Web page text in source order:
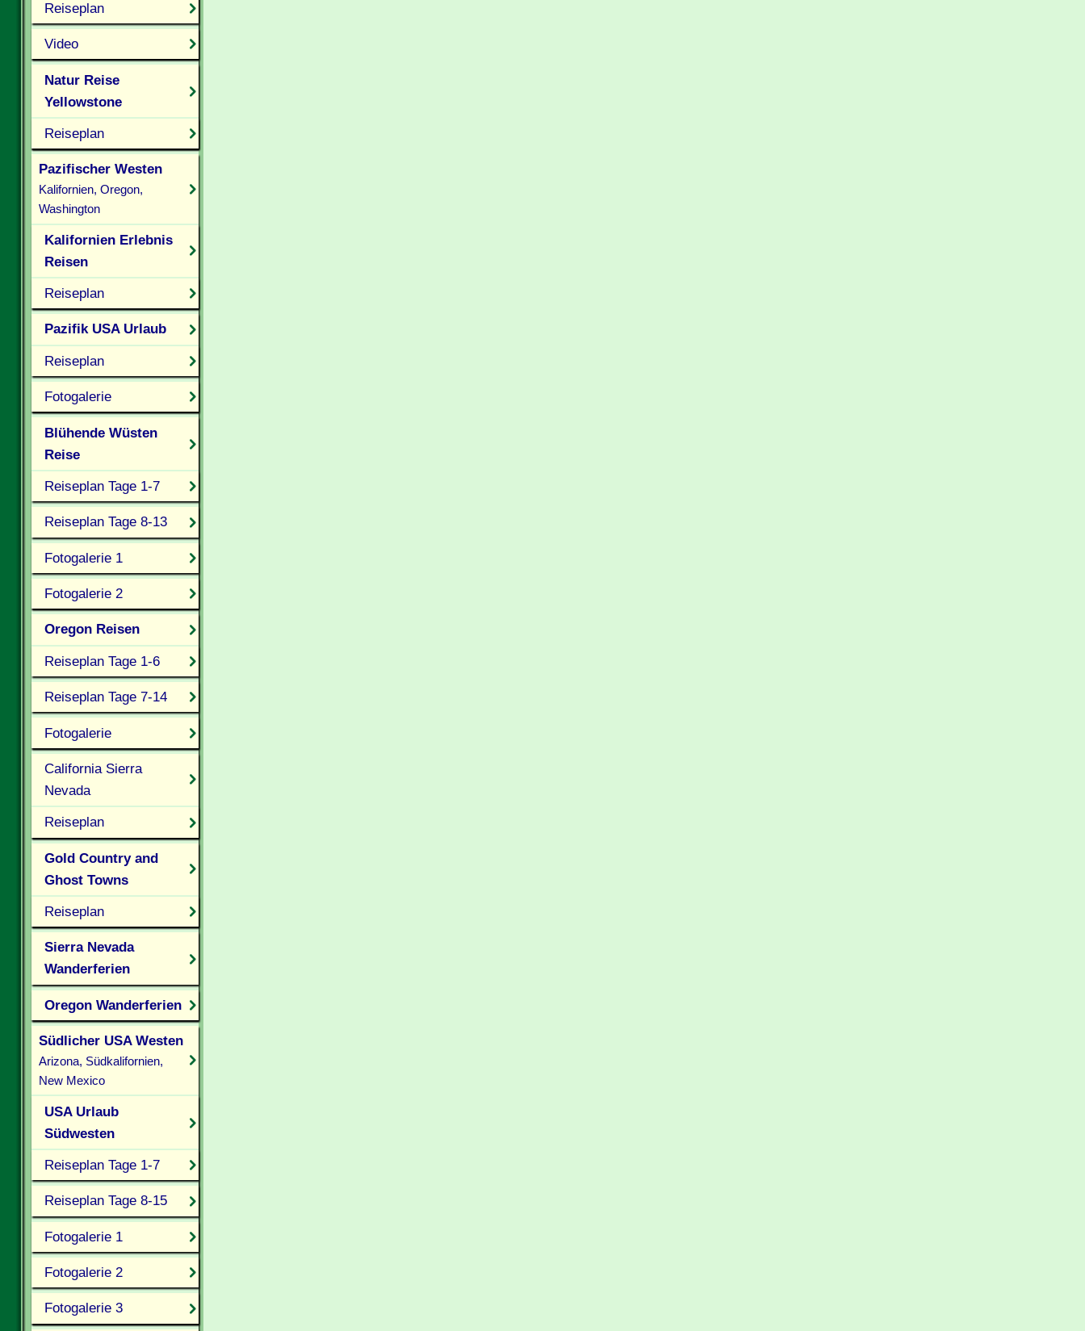
Reiseplan
Video
Natur Reise
Yellowstone
Reiseplan
Pazifischer Westen
Kalifornien, Oregon,
Washington
Kalifornien Erlebnis
Reisen
Reiseplan
Pazifik USA Urlaub
Reiseplan
Fotogalerie
Blühende Wüsten
Reise
Reiseplan Tage 1-7
Reiseplan Tage 8-13
Fotogalerie 1
Fotogalerie 2
Oregon Reisen
Reiseplan Tage 1-6
Reiseplan Tage 7-14
Fotogalerie
California Sierra
Nevada
Reiseplan
Gold Country and
Ghost Towns
Reiseplan
Sierra Nevada
Wanderferien
Oregon Wanderferien
Südlicher USA Westen
Arizona, Südkalifornien,
New Mexico
USA Urlaub
Südwesten
Reiseplan Tage 1-7
Reiseplan Tage 8-15
Fotogalerie 1
Fotogalerie 2
Fotogalerie 3